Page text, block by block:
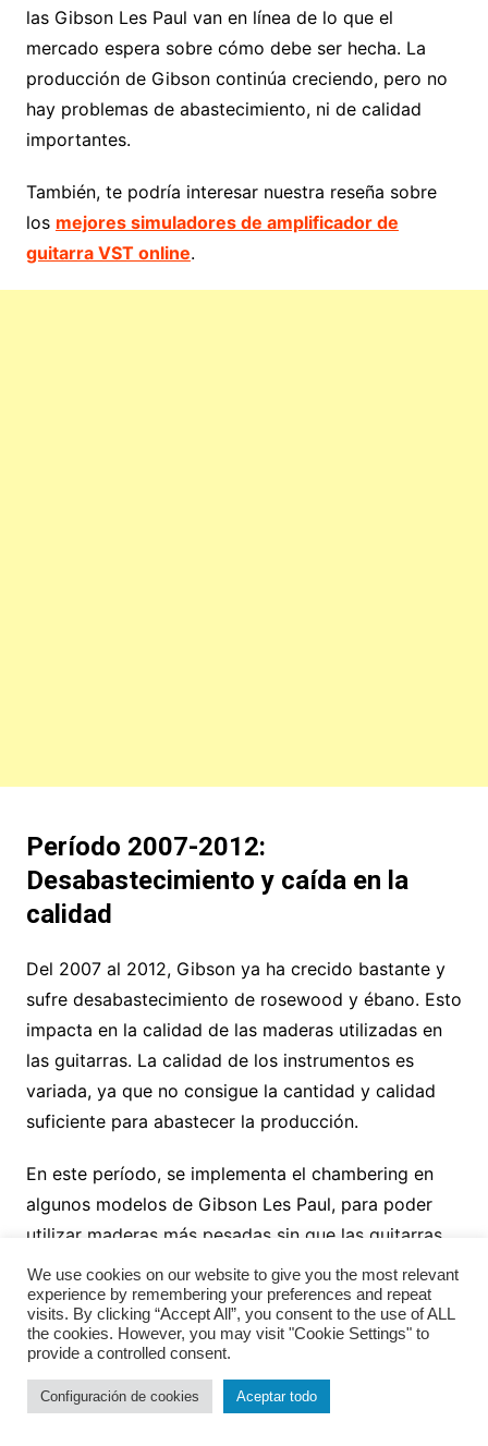
las Gibson Les Paul van en línea de lo que el
mercado espera sobre cómo debe ser hecha. La
producción de Gibson continúa creciendo, pero no
hay problemas de abastecimiento, ni de calidad
importantes.
También, te podría interesar nuestra reseña sobre
los mejores simuladores de amplificador de
guitarra VST online.
Período 2007-2012:
Desabastecimiento y caída en la
calidad
Del 2007 al 2012, Gibson ya ha crecido bastante y
sufre desabastecimiento de rosewood y ébano. Esto
impacta en la calidad de las maderas utilizadas en
las guitarras. La calidad de los instrumentos es
variada, ya que no consigue la cantidad y calidad
suficiente para abastecer la producción.
En este período, se implementa el chambering en
algunos modelos de Gibson Les Paul, para poder
utilizar maderas más pesadas sin que las guitarras
pesen lo que pesa una de los años 70’s. Para el
fanático de la marca, esto significa una baja de la
calidad y rompe con la tradición del modelo. Este
problema se ve especialmente agravado en los tres
años que van de 2010 a 2012. Gibson se ve forzada
a utilizar trasteras laminadas y de maderas
We use cookies on our website to give you the most relevant
experience by remembering your preferences and repeat
visits. By clicking “Accept All”, you consent to the use of ALL
the cookies. However, you may visit "Cookie Settings" to
provide a controlled consent.
Configuración de cookies Aceptar todo